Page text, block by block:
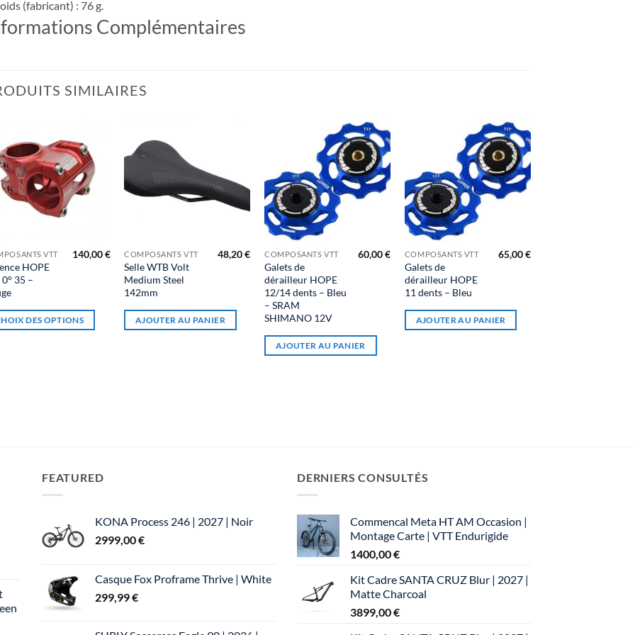
(fabricant) : 76 g.
Complémentaires
SIMILAIRES
VTT
HOPE
35 –
140,00€
DES OPTIONS
COMPOSANTS VTT
Selle WTB Volt
Medium Steel
142mm
48,20€
AJOUTER AU PANIER
COMPOSANTS VTT
Galets de
dérailleur HOPE
12/14 dents – Bleu
– SRAM
SHIMANO 12V
60,00€
AJOUTER AU PANIER
COMPOSANTS VTT
Galets de
dérailleur HOPE
11 dents – Bleu
65,00€
AJOUTER AU PANIER
FEATURED
KONA Process 246 | 2027 | Noir
2999,00€
Casque Fox Proframe Thrive | White
299,99€
DERNIERS CONSULTÉS
Commencal Meta HT AM Occasion |
Montage Carte | VTT Endurigide
1400,00€
Kit Cadre SANTA CRUZ Blur | 2027 |
Matte Charcoal
3899,00€